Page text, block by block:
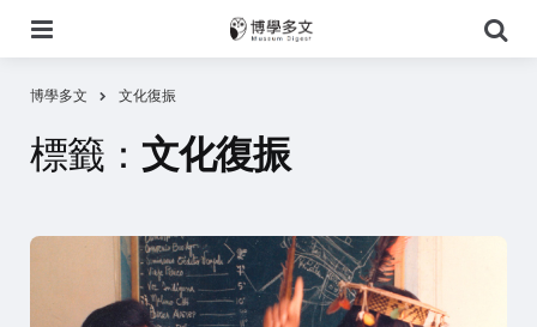
尋
博學多文 文化復振
標籤： 文化復振